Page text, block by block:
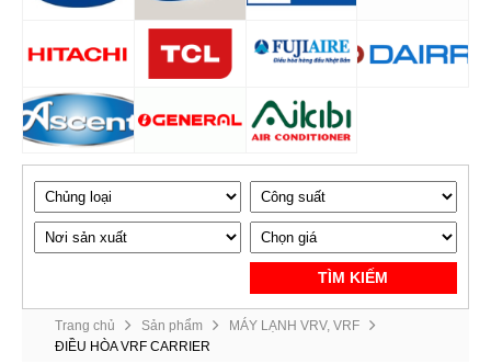
TÌM KIẾM
Trang chủ Sản phẩm
MÁY LẠNH VRV, VRF
ĐIỀU HÒA VRF CARRIER